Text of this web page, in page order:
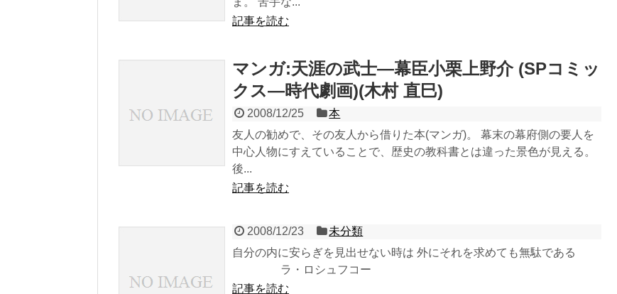
記事を読む
マンガ:天涯の武士—幕臣小栗上野介 (SPコミッ
クス—時代劇画)(木村 直巳)
2008/12/25
本
友人の勧めで、その友人から借りた本(マンガ)。 幕末の幕府側の要人を
中心人物にすえていることで、歴史の教科書とは違った景色が見える。
後...
記事を読む
2008/12/23
未分類
自分の内に安らぎを見出せない時は 外にそれを求めても無駄である
ラ・ロシュフコー
記事を読む